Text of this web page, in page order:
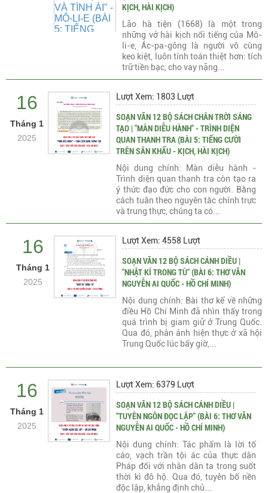
KỊCH, HÀI KỊCH)
Lão hà tiện (1668) là một trong
những vở hài kịch nổi tiếng của Mô-
li-e, Ác-pa-gông là người vô cùng
keo kiệt, luôn tính toán thiệt hơn: tích
trữ tiền bạc, cho vay nặng...
16
Tháng 1
2025
Lượt Xem: 1803 Lượt
SOẠN VĂN 12 BỘ SÁCH CHÂN TRỜI SÁNG
TẠO | "MÀN DIỄU HÀNH" - TRÌNH DIỆN
QUAN THANH TRA (BÀI 5: TIẾNG CƯỜI
TRÊN SÂN KHẤU - KỊCH, HÀI KỊCH)
Nội dung chính: Màn diễu hành -
Trình diện quan thanh tra còn tạo ra
ý thức đạo đức cho con người. Bằng
cách tuân theo nguyên tắc chính trực
và trung thực, chúng ta có...
16
Tháng 1
2025
Lượt Xem: 4558 Lượt
SOẠN VĂN 12 BỘ SÁCH CÁNH DIỀU |
"NHẬT KÍ TRONG TÙ" (BÀI 6: THƠ VĂN
NGUYỄN AI QUỐC - HỒ CHÍ MINH)
Nội dung chính: Bài thơ kể về những
điều Hồ Chí Minh đã nhìn thấy trong
quá trình bị giam giữ ở Trung Quốc.
Qua đó, phản ánh hiện thực ở xã hội
Trung Quốc lúc bấy giờ,...
16
Tháng 1
2025
Lượt Xem: 6379 Lượt
SOẠN VĂN 12 BỘ SÁCH CÁNH DIỀU |
"TUYÊN NGÔN ĐỌC LẬP" (BÀI 6: THƠ VĂN
NGUYỄN AI QUỐC - HỒ CHÍ MINH)
Nội dung chính: Tác phẩm là lời tố
cáo, vạch trần tội ác của thực dân
Pháp đối với nhân dân ta trong suốt
thời kì đô hộ. Qua đó, tuyên bố nền
độc lập, khẳng định chủ...